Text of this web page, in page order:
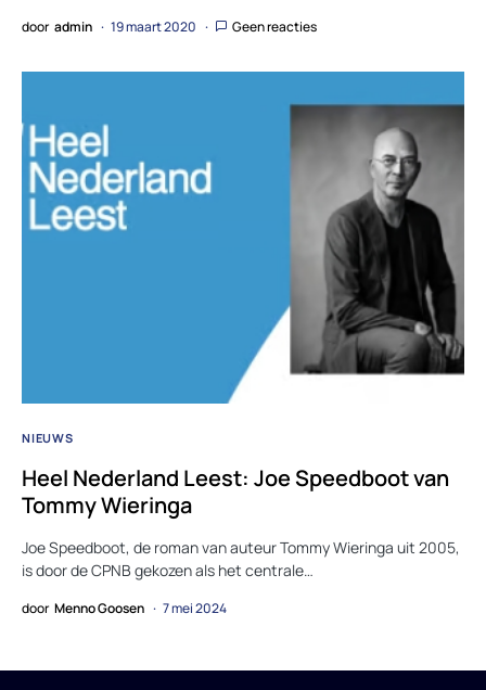
door admin 19 maart 2020 Geen reacties
NIEUWS
Heel Nederland Leest: Joe Speedboot van
Tommy Wieringa
Joe Speedboot, de roman van auteur Tommy Wieringa uit 2005,
is door de CPNB gekozen als het centrale…
door Menno Goosen 7 mei 2024